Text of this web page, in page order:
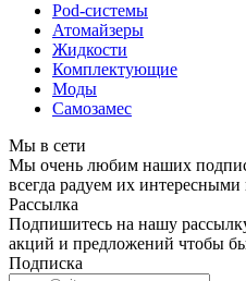
Pod-системы
Атомайзеры
Жидкости
Комплектующие
Моды
Самозамес
Мы в сети
Мы очень любим наших
всегда радуем их интересными
Рассылка
Подпишитесь на нашу
акций и предложений чтобы
Подписка